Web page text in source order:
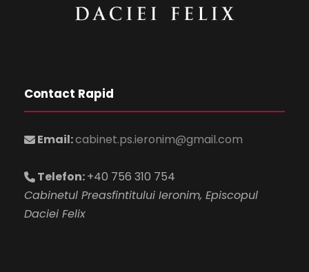
Contact Rapid
Email:cabinet.ps.ieronim@gmail.com
Telefon:+40 756 310 754
Cabinetul Preasfintitului Ieronim, Episcopul
Daciei Felix